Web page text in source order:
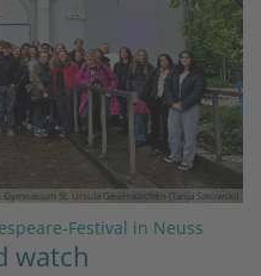
St. Ursula Geilenkirchen (Tanja Sakowski)
Festival in Neuss
watch